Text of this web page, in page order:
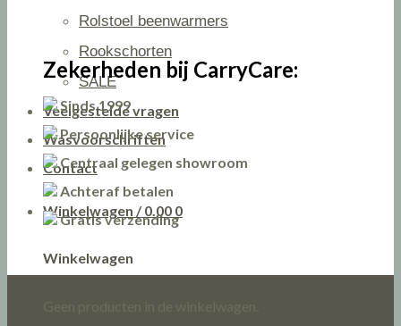
Rolstoel beenwarmers
Rookschorten
SALE
Veelgestelde vragen
Wasvoorschriften
Contact
Winkelwagen /0.00 0
Winkelwagen
Zekerheden bij CarryCare:
Sinds 1999
Persoonlijke service
Centraal gelegen showroom
Achteraf betalen
Gratis verzending